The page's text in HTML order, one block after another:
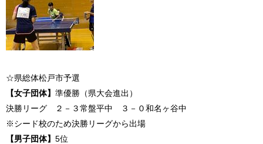
☆県総体松戸市予選
【女子団体】 準優勝（県大会進出）
決勝リーグ ２－３常盤平中 ３－０和名ヶ谷中
※シード校のため決勝リーグから出場
【男子団体】 5位